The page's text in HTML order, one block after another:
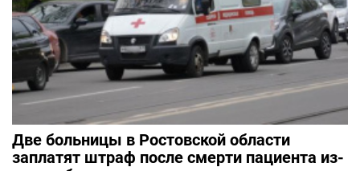
Две больницы в Ростовской области
заплатят штраф после смерти пациента из-